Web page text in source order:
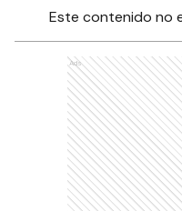
Este contenido no
Ads